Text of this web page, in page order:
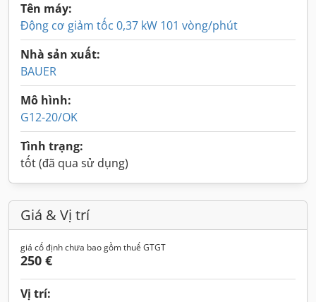
Tên máy:
Động cơ giảm tốc 0,37 kW 101 vòng/phút
Nhà sản xuất:
BAUER
Mô hình:
G12-20/OK
Tình trạng:
tốt (đã qua sử dụng)
Giá & Vị trí
giá cố định chưa bao gồm thuế GTGT
250 €
Vị trí: